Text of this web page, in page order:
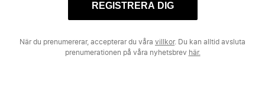
REGISTRERA DIG
När du prenumererar, accepterar du våra villkor. Du kan alltid avsluta
prenumerationen på våra nyhetsbrev här.